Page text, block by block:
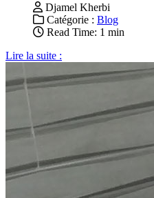
Djamel Kherbi
Catégorie : Blog
Read Time: 1 min
Lire la suite :